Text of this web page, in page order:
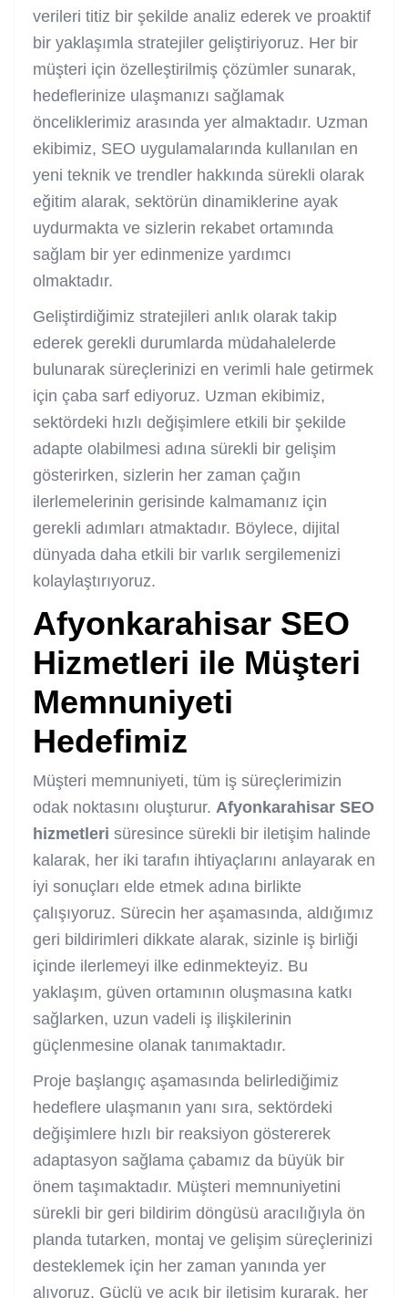
verileri titiz bir şekilde analiz ederek ve proaktif
bir yaklaşımla stratejiler geliştiriyoruz. Her bir
müşteri için özelleştirilmiş çözümler sunarak,
hedeflerinize ulaşmanızı sağlamak
önceliklerimiz arasında yer almaktadır. Uzman
ekibimiz, SEO uygulamalarında kullanılan en
yeni teknik ve trendler hakkında sürekli olarak
eğitim alarak, sektörün dinamiklerine ayak
uydurmakta ve sizlerin rekabet ortamında
sağlam bir yer edinmenize yardımcı
olmaktadır.
Geliştirdiğimiz stratejileri anlık olarak takip
ederek gerekli durumlarda müdahalelerde
bulunarak süreçlerinizi en verimli hale getirmek
için çaba sarf ediyoruz. Uzman ekibimiz,
sektördeki hızlı değişimlere etkili bir şekilde
adapte olabilmesi adına sürekli bir gelişim
gösterirken, sizlerin her zaman çağın
ilerlemelerinin gerisinde kalmamanız için
gerekli adımları atmaktadır. Böylece, dijital
dünyada daha etkili bir varlık sergilemenizi
kolaylaştırıyoruz.
Afyonkarahisar SEO
Hizmetleri ile Müşteri
Memnuniyeti
Hedefimiz
Müşteri memnuniyeti, tüm iş süreçlerimizin
odak noktasını oluşturur. Afyonkarahisar SEO
hizmetleri süresince sürekli bir iletişim halinde
kalarak, her iki tarafın ihtiyaçlarını anlayarak en
iyi sonuçları elde etmek adına birlikte
çalışıyoruz. Sürecin her aşamasında, aldığımız
geri bildirimleri dikkate alarak, sizinle iş birliği
içinde ilerlemeyi ilke edinmekteyiz. Bu
yaklaşım, güven ortamının oluşmasına katkı
sağlarken, uzun vadeli iş ilişkilerinin
güçlenmesine olanak tanımaktadır.
Proje başlangıç aşamasında belirlediğimiz
hedeflere ulaşmanın yanı sıra, sektördeki
değişimlere hızlı bir reaksiyon göstererek
adaptasyon sağlama çabamız da büyük bir
önem taşımaktadır. Müşteri memnuniyetini
sürekli bir geri bildirim döngüsü aracılığıyla ön
planda tutarken, montaj ve gelişim süreçlerinizi
desteklemek için her zaman yanında yer
alıyoruz. Güçlü ve açık bir iletişim kurarak, her